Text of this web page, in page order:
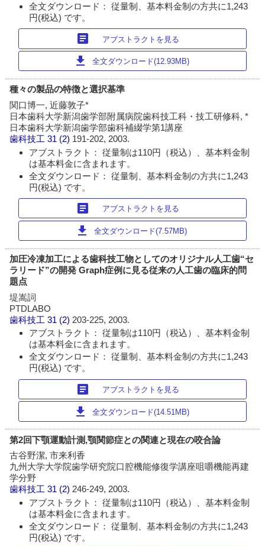
全文ダウンロード： 従量制、基本料金制の方共に1,243
円(税込) です。
article アブストラクトを見る
download 全文ダウンロード(12.93MB)
種々の製品の特徴と選択基準
関口博一, 近藤敦子*
日本歯科大学新潟歯学部附属病院歯科技工科・技工研修科, *
日本歯科大学新潟歯学部歯科補綴学第1講座
歯科技工 31 (2) 191-202, 2003.
アブストラクト： 従量制は110円（税込）、基本料金制
は基本料金に含まれます。
全文ダウンロード： 従量制、基本料金制の方共に1,243
円(税込) です。
article アブストラクトを見る
download 全文ダウンロード(7.57MB)
加圧冷凍加工による歯科技工物としてのオリジナル人工歯“セ
ラリード”の開発 Graph症例に見る従来の人工歯の臨床的問
題点
堤嵩詞
PTDLABO
歯科技工 31 (2) 203-225, 2003.
アブストラクト： 従量制は110円（税込）、基本料金制
は基本料金に含まれます。
全文ダウンロード： 従量制、基本料金制の方共に1,243
円(税込) です。
article アブストラクトを見る
download 全文ダウンロード(14.51MB)
第2回下顎運動計測,顎関節症との関連と現在の咬合論
古谷野潔, 市来利香
九州大学大学院歯学研究院口腔機能修復学講座咀嚼機能再建
学分野
歯科技工 31 (2)246-249, 2003.
アブストラクト： 従量制は110円（税込）、基本料金制
は基本料金に含まれます。
全文ダウンロード： 従量制、基本料金制の方共に1,243
円(税込) です。